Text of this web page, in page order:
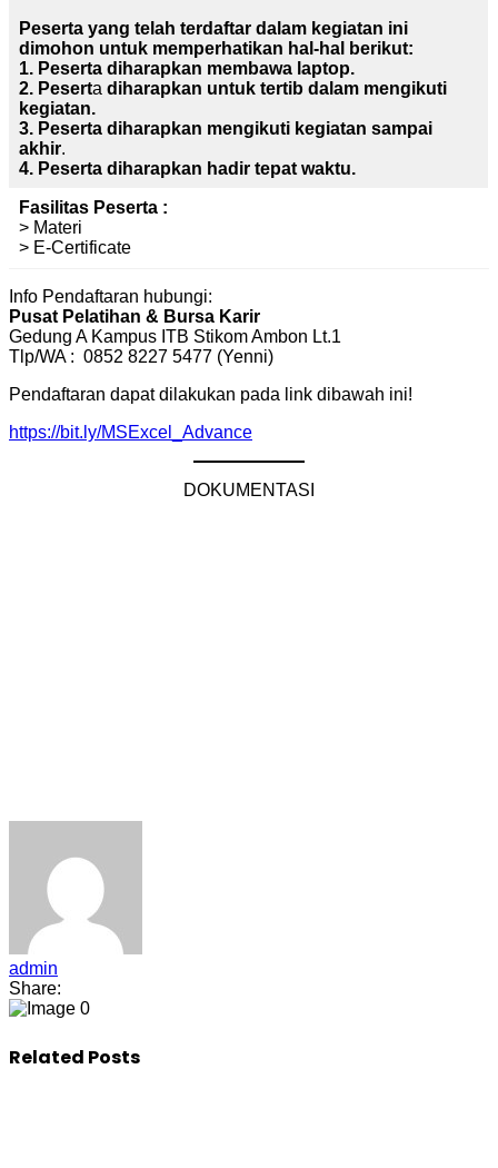
Peserta yang telah terdaftar dalam kegiatan ini
dimohon untuk memperhatikan hal-hal berikut:
1. Peserta diharapkan membawa laptop.
2. Peserta diharapkan untuk tertib dalam mengikuti
kegiatan.
3. Peserta diharapkan mengikuti kegiatan sampai
akhir.
4. Peserta diharapkan hadir tepat waktu.
Fasilitas Peserta :
> Materi
> E-Certificate
Info Pendaftaran hubungi:
Pusat Pelatihan & Bursa Karir
Gedung A Kampus ITB Stikom Ambon Lt.1
Tlp/WA : 0852 8227 5477 (Yenni)
Pendaftaran dapat dilakukan pada link dibawah ini!
https://bit.ly/MSExcel_Advance
DOKUMENTASI
admin
Share:
0
Related Posts